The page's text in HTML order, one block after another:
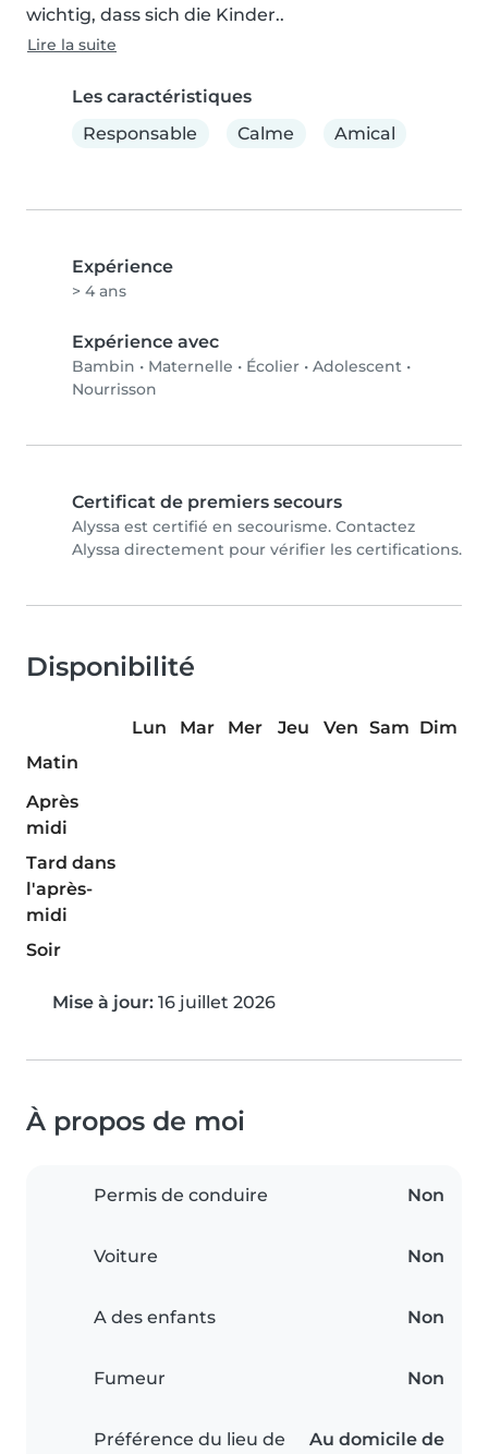
wichtig, dass sich die Kinder..
Lire la suite
Les caractéristiques
Responsable
Calme Amical
Expérience
> 4 ans
Expérience avec
Bambin • Maternelle • Écolier • Adolescent •
Nourrisson
Certificat de premiers secours
Alyssa est certifié en secourisme. Contactez
Alyssa directement pour vérifier les certifications.
Disponibilité
Lun Mar Mer Jeu Ven Sam Dim
Matin
Après
midi
Tard dans
l'après-
midi
Soir
Mise à jour: 16 juillet 2026
À propos de moi
Permis de conduire Non
Voiture Non
A des enfants Non
Fumeur Non
Préférence du lieu de
Au domicile de